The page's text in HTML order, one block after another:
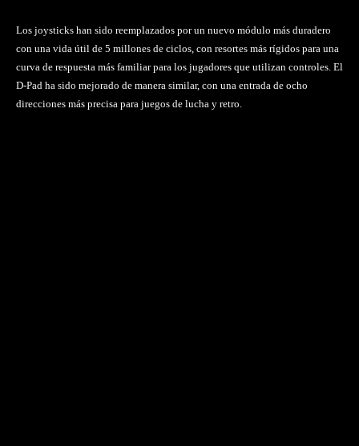
Los joysticks han sido reemplazados por un nuevo módulo más duradero
con una vida útil de 5 millones de ciclos, con resortes más rígidos para una
curva de respuesta más familiar para los jugadores que utilizan controles. El
D-Pad ha sido mejorado de manera similar, con una entrada de ocho
direcciones más precisa para juegos de lucha y retro.